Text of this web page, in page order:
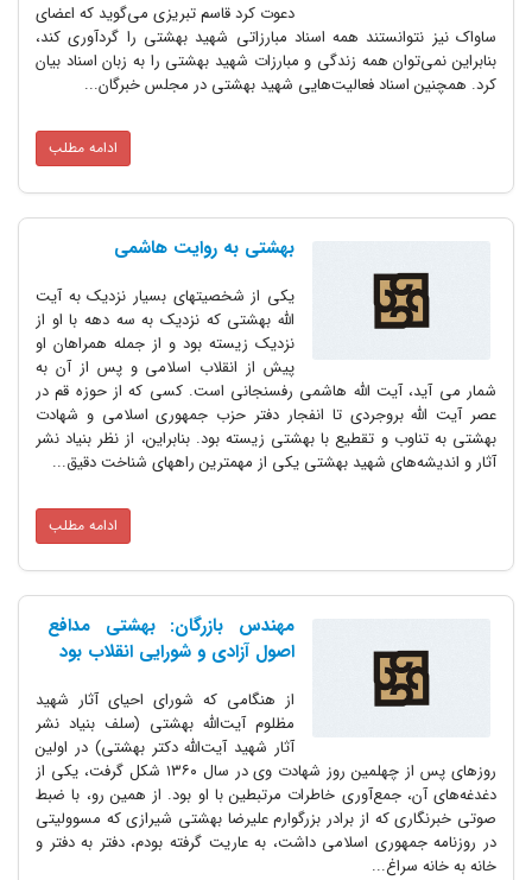
دعوت کرد قاسم تبریزی می‌گوید که اعضای
ساواک نیز نتوانستند همه اسناد مبارزاتی شهید بهشتی را گردآوری کند،
بنابراین نمی‌توان همه زندگی و مبارزات شهید بهشتی را به زبان اسناد بیان
کرد. همچنین اسناد فعالیت‌هایی شهید بهشتی در مجلس خبرگان...
ادامه مطلب
بهشتی به روایت هاشمی
یکی از شخصیتهای بسیار نزدیک به آیت
الله بهشتی که نزدیک به سه دهه با او از
نزدیک زیسته بود و از جمله همراهان او
پیش از انقلاب اسلامی و پس از آن به
شمار می آید، آیت الله هاشمی رفسنجانی است. کسی که از حوزه قم در
عصر آیت الله بروجردی تا انفجار دفتر حزب جمهوری اسلامی و شهادت
بهشتی به تناوب و تقطیع با بهشتی زیسته بود. بنابراین، از نظر بنیاد نشر
آثار و اندیشه‌های شهید بهشتی یکی از مهمترین راههای شناخت دقیق...
ادامه مطلب
مهندس بازرگان: بهشتی مدافع
اصول آزادی و شورایی انقلاب بود
از هنگامی که شورای احیای آثار شهید
مظلوم آیت‌الله بهشتی (سلف بنیاد نشر
آثار شهید آیت‌الله دکتر بهشتی) در اولین
روزهای پس از چهلمین روز شهادت وی در سال ۱۳۶۰ شکل گرفت، یکی از
دغدغه‌های آن، جمع‌آوری خاطرات مرتبطین با او بود. از همین رو، با ضبط
صوتی خبرنگاری که از برادر بزرگوارم علیرضا بهشتی شیرازی که مسوولیتی
در روزنامه جمهوری اسلامی داشت، به عاریت گرفته بودم، دفتر به دفتر و
خانه به خانه سراغ...